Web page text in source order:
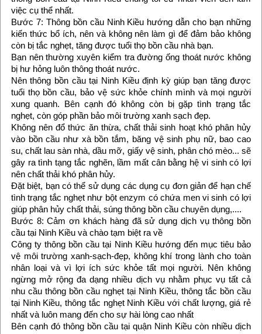
việc cụ thể nhất.
Bước 7: Thông bồn cầu Ninh Kiều hướng dẫn cho bạn những
kiến thức bổ ích, nên và không nên làm gì để đảm bảo không
còn bị tắc nghẹt, tăng được tuổi thọ bồn cầu nhà bạn.
Bạn nên thường xuyên kiểm tra đường ống thoát nước không
bị hư hỏng luôn thông thoát nước.
Nên thông bồn cầu tại Ninh Kiều định kỳ giúp bạn tăng được
tuổi thọ bồn cầu, bảo vệ sức khỏe chính mình và mọi người
xung quanh. Bên cạnh đó không còn bị gặp tình trạng tắc
nghẹt, còn góp phần bảo môi trường xanh sạch đẹp.
Không nên đổ thức ăn thừa, chất thải sinh hoạt khó phân hủy
vào bồn cầu như xà bồn tắm, băng vệ sinh phụ nữ, bao cao
su, chất lau sàn nhà, dầu mỡ, giấy vệ sinh, phân chó mèo... sẽ
gây ra tình tạng tắc nghẽn, lầm mất cân bằng hệ vi sinh có lợi
nên chất thải khó phân hủy.
Đặt biệt, bạn có thể sử dụng các dụng cụ đơn giản để hạn chế
tình trạng tắc nghẹt như bột enzym có chứa men vi sinh có lợi
giúp phân hủy chất thải, súng thông bồn cầu chuyên dụng,....
Bước 8: Cảm ơn khách hàng đã sử dụng dịch vụ thông bồn
cầu tại Ninh Kiều và chào tạm biệt ra về
Công ty thông bồn cầu tại Ninh Kiều hướng đến mục tiêu bảo
vệ môi trường xanh-sạch-đẹp, không khí trong lành cho toàn
nhân loại và vì lợi ích sức khỏe tất mọi người. Nên không
ngừng mở rộng đa dạng nhiều dịch vụ nhằm phục vụ tất cả
nhu cầu thông bồn cầu nghẹt tại Ninh Kiều, thông tắc bồn cầu
tại Ninh Kiều, thông tắc nghẹt Ninh Kiều với chất lượng, giá rẻ
nhất và luôn mang đến cho sự hài lòng cao nhất
Bên cạnh đó thông bồn cầu tại quận Ninh Kiều còn nhiều dịch